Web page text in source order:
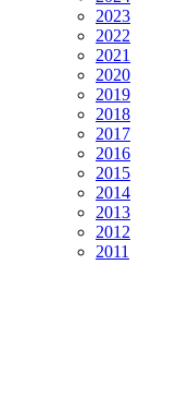
2023
2022
2021
2020
2019
2018
2017
2016
2015
2014
2013
2012
2011